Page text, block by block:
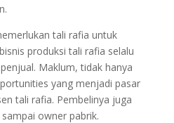
tali rafia untuk
produksi tali rafia selalu
Maklum, tidak hanya
yang menjadi pasar
tali rafia. Pembelinya juga
owner pabrik.